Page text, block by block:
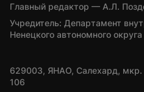
Главный редактор — А.Л.
Учредитель: Департамент
Ненецкого автономного округа
629003, ЯНАО, Салехард, мкр.
106